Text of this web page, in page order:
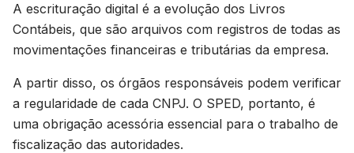
A escrituração digital é a evolução dos Livros
Contábeis, que são arquivos com registros de todas as
movimentações financeiras e tributárias da empresa.
A partir disso, os órgãos responsáveis podem verificar
a regularidade de cada CNPJ. O SPED, portanto, é
uma obrigação acessória essencial para o trabalho de
fiscalização das autoridades.